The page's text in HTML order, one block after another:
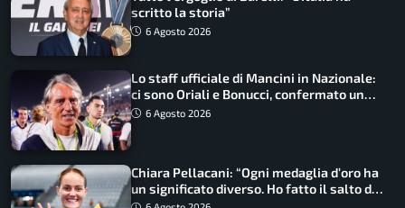
scritto la storia”
6 Agosto 2026
Lo staff ufficiale di Mancini in Nazionale:
ci sono Oriali e Bonucci, confermato un
ritorno
6 Agosto 2026
Chiara Pellacani: “Ogni medaglia d’oro ha
un significato diverso. Ho fatto il salto di